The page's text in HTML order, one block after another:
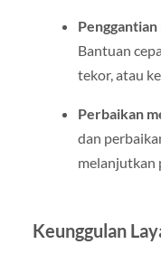
Bantuan
tekor, atau
Perbaikan
dan
melanjutkan
Keunggulan